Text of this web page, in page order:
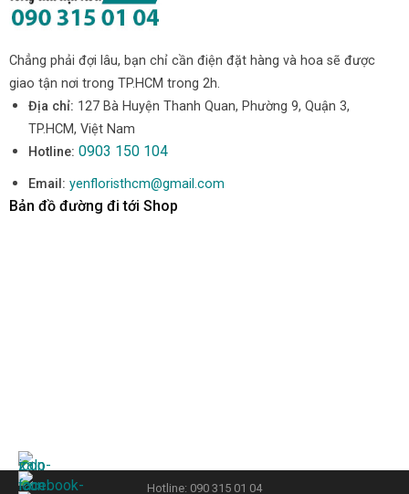
Chẳng phải đợi lâu, bạn chỉ cần điện đặt hàng và hoa sẽ được
giao tận nơi trong TP.HCM trong 2h.
Địa chỉ: 127 Bà Huyện Thanh Quan, Phường 9, Quận 3,
TP.HCM, Việt Nam
Hotline: 0903 150 104
Email: yenfloristhcm@gmail.com
Bản đồ đường đi tới Shop
Hotline: 090 315 01 04